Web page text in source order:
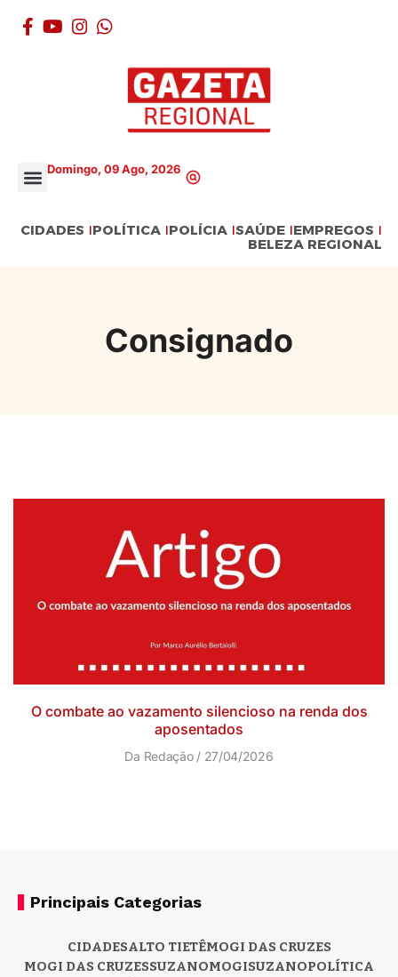
Domingo, 09 Ago, 2026
CIDADES POLÍTICA POLÍCIA SAÚDE EMPREGOS
BELEZA REGIONAL
Consignado
O combate ao vazamento silencioso na renda dos
aposentados
Da Redação 27/04/2026
Principais Categorias
CIDADESALTO TIETÊMOGI DAS CRUZES
MOGI DAS CRUZESSUZANOMOGISUZANOPOLÍTICA